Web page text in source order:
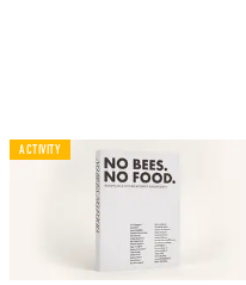
ニンニクはスライスでも、
けでも、なんでもOK。むし
オイルをフライパンに引い
り火を入れていく。というか、
際やってみるとわかります
つ。慌てない。焦がしたら
だから、急いでいるときに
よってハナシ。
ACTIVITY